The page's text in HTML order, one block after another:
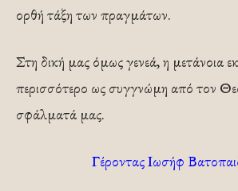
ορθή τάξη των πραγμάτων.
Στη δική μας όμως γενεά, η μετάνοια
περισσότερο ως συγγνώμη από τον
σφάλματά μας.
Γέροντας Ιωσήφ